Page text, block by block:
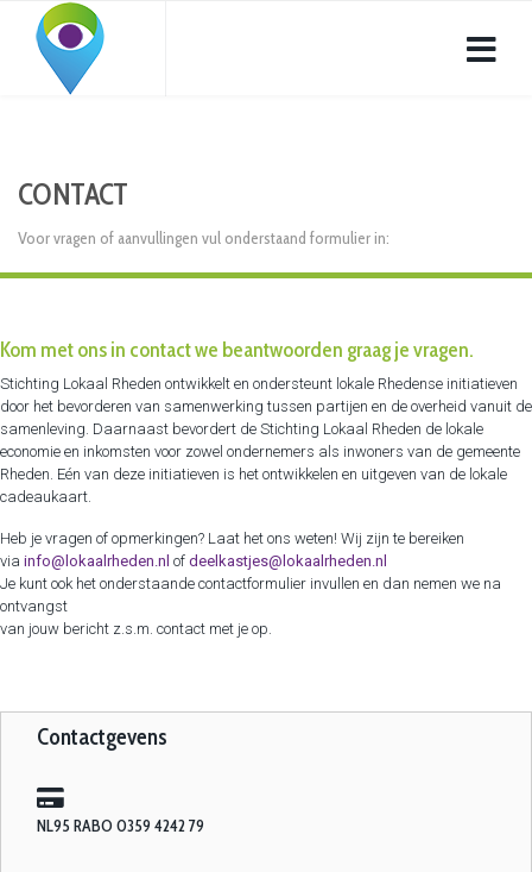
CONTACT
Voor vragen of aanvullingen vul onderstaand formulier in:
Kom met ons in contact we beantwoorden graag je vragen.
Stichting Lokaal Rheden ontwikkelt en ondersteunt lokale Rhedense initiatieven
door het bevorderen van samenwerking tussen partijen en de overheid vanuit de
samenleving. Daarnaast bevordert de Stichting Lokaal Rheden de lokale
economie en inkomsten voor zowel ondernemers als inwoners van de gemeente
Rheden. Eén van deze initiatieven is het ontwikkelen en uitgeven van de lokale
cadeaukaart.
Heb je vragen of opmerkingen? Laat het ons weten! Wij zijn te bereiken
via info@lokaalrheden.nl of deelkastjes@lokaalrheden.nl
Je kunt ook het onderstaande contactformulier invullen en dan nemen we na
ontvangst
van jouw bericht z.s.m. contact met je op.
Contactgevens
NL95 RABO 0359 4242 79